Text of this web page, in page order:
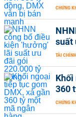
CHỨNG
suất
TÀI CHÍNH
Khối
360
CHỨNG